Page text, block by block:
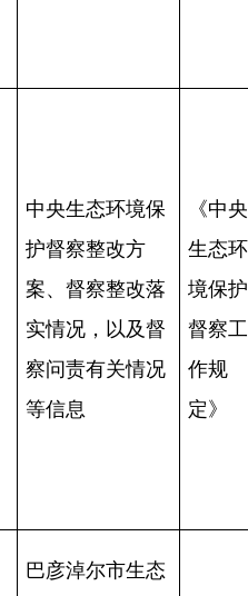
中央生态环境保
护督察整改方
案、督察整改落
实情况，以及督
察问责有关情况
等信息
《中央
生态环
境保护
督察工
作规
定》
巴彦淖尔市生态